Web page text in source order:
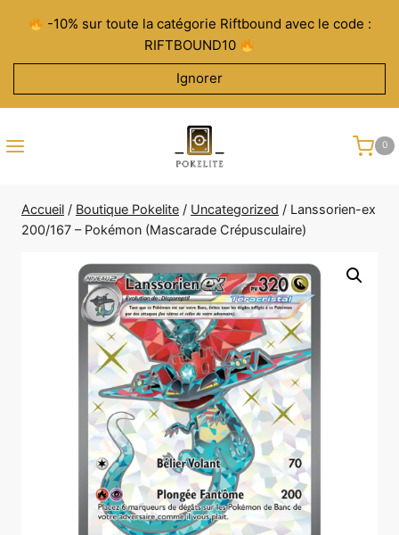
contenu
-10% sur toute la catégorie Riftbound avec le code :
RIFTBOUND10
Ignorer
0
Accueil / Boutique Pokelite / Uncategorized / Lanssorien-ex
200/167 – Pokémon (Mascarade Crépusculaire)